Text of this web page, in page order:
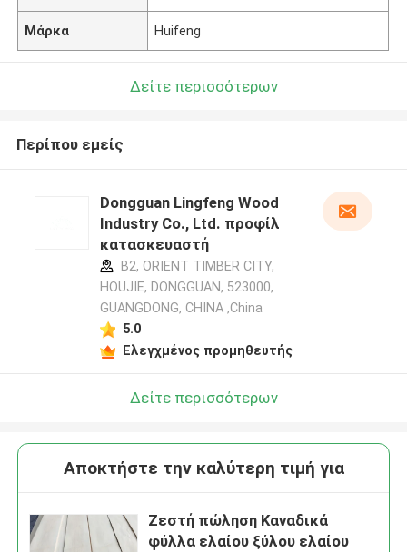
Μάρκα Huifeng
Δείτε περισσότερων
Περίπου εμείς
Dongguan Lingfeng Wood
Industry Co., Ltd. προφίλ
κατασκευαστή
B2, ORIENT TIMBER CITY,
HOUJIE, DONGGUAN, 523000,
GUANGDONG, CHINA ,China
5.0
Ελεγχμένος προμηθευτής
Δείτε περισσότερων
Αποκτήστε την καλύτερη τιμή για
Ζεστή πώληση Καναδικά
φύλλα ελαίου ξύλου ελαίου